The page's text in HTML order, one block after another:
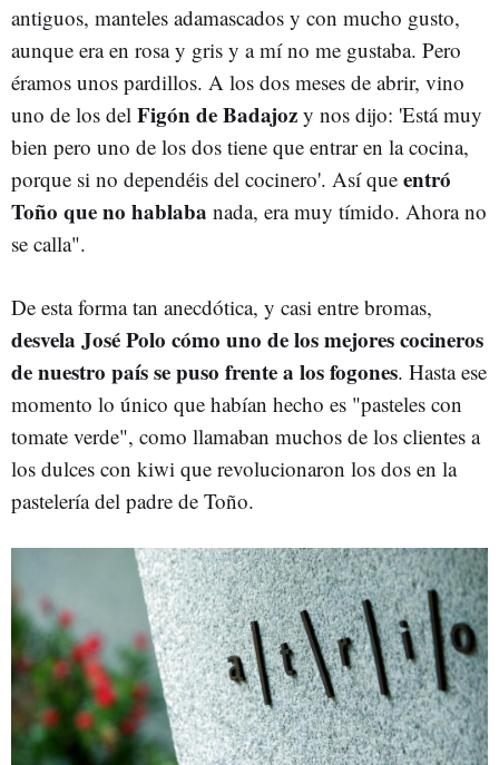
antiguos, manteles adamascados y con mucho gusto,
aunque era en rosa y gris y a mí no me gustaba. Pero
éramos unos pardillos. A los dos meses de abrir, vino
uno de los del Figón de Badajoz y nos dijo: 'Está muy
bien pero uno de los dos tiene que entrar en la cocina,
porque si no dependéis del cocinero'. Así que entró
Toño que no hablaba nada, era muy tímido. Ahora no
se calla".
De esta forma tan anecdótica, y casi entre bromas,
desvela José Polo cómo uno de los mejores cocineros
de nuestro país se puso frente a los fogones. Hasta ese
momento lo único que habían hecho es "pasteles con
tomate verde", como llamaban muchos de los clientes a
los dulces con kiwi que revolucionaron los dos en la
pastelería del padre de Toño.